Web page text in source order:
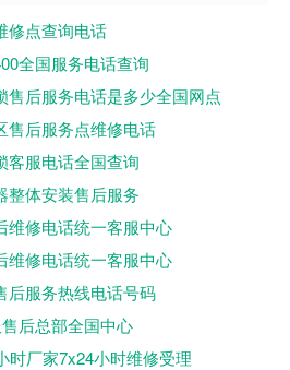
修点查询电话
全国服务电话查询
售后服务电话是多少全国网点
售后服务点维修电话
客服电话全国查询
整体安装售后服务
维修电话统一客服中心
维修电话统一客服中心
后服务热线电话号码
后总部全国中心
时厂家7x24小时维修受理